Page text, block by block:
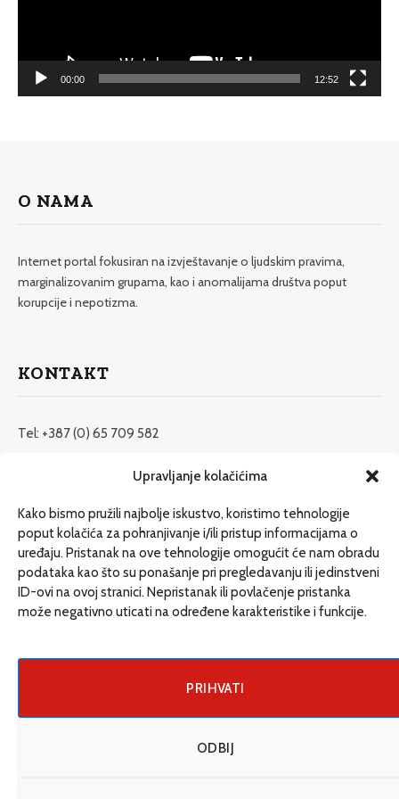
Upravljanje kolačićima
Kako bismo pružili najbolje iskustvo, koristimo tehnologije
poput kolačića za pohranjivanje i/ili pristup informacijama o
uređaju. Pristanak na ove tehnologije omogućit će nam obradu
podataka kao što su ponašanje pri pregledavanju ili jedinstveni
ID-ovi na ovoj stranici. Nepristanak ili povlačenje pristanka
može negativno uticati na određene karakteristike i funkcije.
PRIHVATI
ODBIJ
00:00 12:52
O NAMA
Internet portal fokusiran na izvještavanje o ljudskim pravima,
marginalizovanim grupama, kao i anomalijama društva poput
korupcije i nepotizma.
KONTAKT
Tel: +387 (0) 65 709 582
redakcija@etrafika.net
Dosije
Drugi pišu
Društvo